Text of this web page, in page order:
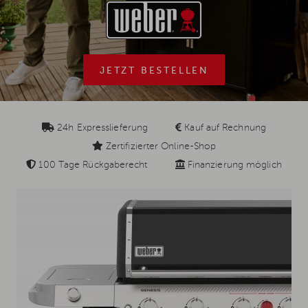
JETZT BESTELLEN
24h Expresslieferung
Kauf auf Rechnung
Zertifizierter Online-Shop
100 Tage Rückgaberecht
Finanzierung möglich